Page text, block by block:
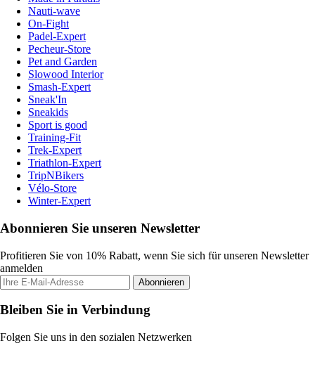
Nauti-wave
On-Fight
Padel-Expert
Pecheur-Store
Pet and Garden
Slowood Interior
Smash-Expert
Sneak'In
Sneakids
Sport is good
Training-Fit
Trek-Expert
Triathlon-Expert
TripNBikers
Vélo-Store
Winter-Expert
Abonnieren Sie unseren Newsletter
Profitieren Sie von 10% Rabatt, wenn Sie sich für unseren Newsletter
anmelden
Abonnieren
Bleiben Sie in Verbindung
Folgen Sie uns in den sozialen Netzwerken